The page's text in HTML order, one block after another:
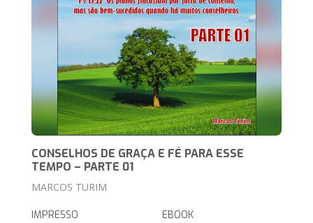
CONSELHOS DE GRAÇA E FÉ PARA ESSE
TEMPO – PARTE 01
MARCOS TURIM
IMPRESSO EBOOK